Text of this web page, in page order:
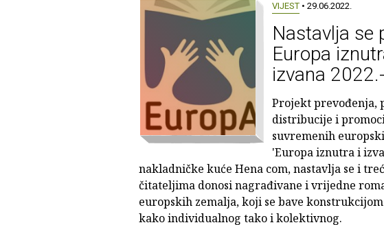
VIJEST • 29.06.2022.
Nastavlja se
Europa
izvana
Projekt prevođenja,
distribucije i
suvremenih
'Europa iznutra i
nakladničke kuće Hena com, nastavlja se i
čitateljima donosi nagrađivane i vrijedne
europskih zemalja, koji se bave
kako individualnog tako i kolektivnog.